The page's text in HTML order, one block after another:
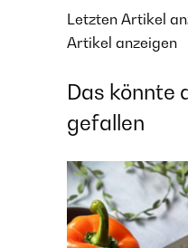
Letzten Artikel
Artikel anzeigen
Das könnte
gefallen